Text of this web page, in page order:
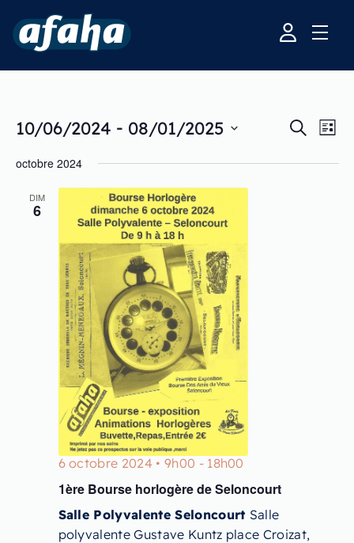
Recherche
et
de
de
10/06/2024 - 08/01/2025
une
octobre 2024
DIM
6
6 octobre 2024 • 9h00 - 18h00
1ère Bourse horlogère de Seloncourt
Salle Polyvalente Seloncourt Salle
polyvalente Gustave Kuntz place Croizat,